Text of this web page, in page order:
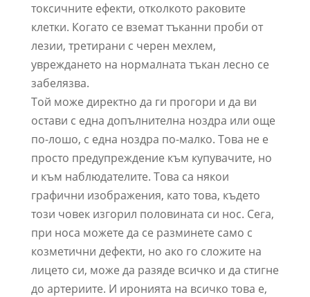
токсичните ефекти, отколкото раковите
клетки. Когато се вземат тъканни проби от
лезии, третирани с черен мехлем,
увреждането на нормалната тъкан лесно се
забелязва.
Той може директно да ги прогори и да ви
остави с една допълнителна ноздра или още
по-лошо, с една ноздра по-малко. Това не е
просто предупреждение към купувачите, но
и към наблюдателите. Това са някои
графични изображения, като това, където
този човек изгорил половината си нос. Сега,
при носа можете да се разминете само с
козметични дефекти, но ако го сложите на
лицето си, може да разяде всичко и да стигне
до артериите. И иронията на всичко това е,